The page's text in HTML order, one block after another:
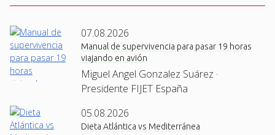
07.08.2026
Manual de supervivencia para pasar 19 horas
viajando en avión
Miguel Angel Gonzalez Suárez ·
Presidente FIJET España
05.08.2026
Dieta Atlántica vs Mediterránea